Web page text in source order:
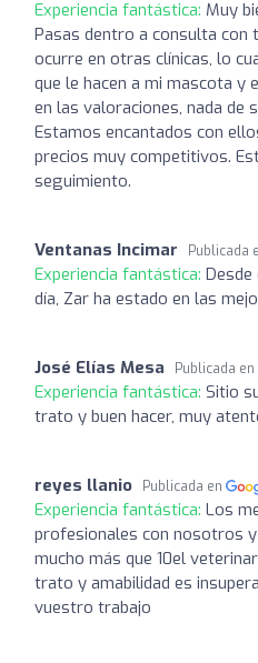
Experiencia fantástica: Muy
Pasas dentro a consulta con
ocurre en otras clínicas, lo
que le hacen a mi mascota y
en las valoraciones, nada de
Estamos encantados con
precios muy competitivos.
seguimiento.
Ventanas Incimar Publicada
Experiencia fantástica:
día, Zar ha estado en las
José Elías Mesa Publicada en
Experiencia fantástica: Sitio
trato y buen hacer, muy
reyes llanio Publicada en
Experiencia fantástica: Los
profesionales con nosotros
mucho más que 10el
trato y amabilidad es
vuestro trabajo